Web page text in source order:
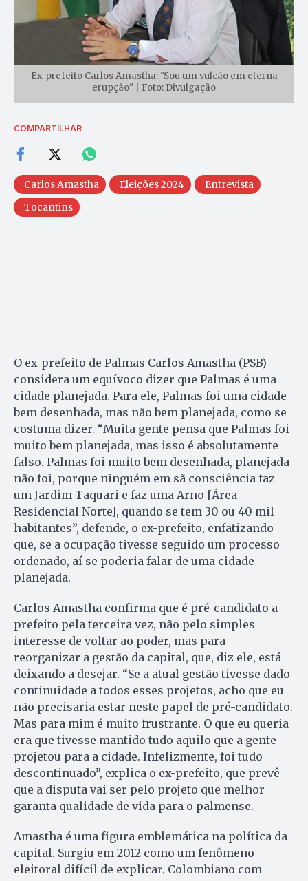
Ex-prefeito Carlos Amastha: "Sou um vulcão em eterna
erupção" | Foto: Divulgação
COMPARTILHAR
Carlos Amastha Eleições 2024
Entrevista
Tocantins
O ex-prefeito de Palmas Carlos Amastha (PSB)
considera um equívoco dizer que Palmas é uma
cidade planejada. Para ele, Palmas foi uma cidade
bem desenhada, mas não bem planejada, como se
costuma dizer. “Muita gente pensa que Palmas foi
muito bem planejada, mas isso é absolutamente
falso. Palmas foi muito bem desenhada, planejada
não foi, porque ninguém em sã consciência faz
um Jardim Taquari e faz uma Arno [Área
Residencial Norte], quando se tem 30 ou 40 mil
habitantes”, defende, o ex-prefeito, enfatizando
que, se a ocupação tivesse seguido um processo
ordenado, aí se poderia falar de uma cidade
planejada.
Carlos Amastha confirma que é pré-candidato a
prefeito pela terceira vez, não pelo simples
interesse de voltar ao poder, mas para
reorganizar a gestão da capital, que, diz ele, está
deixando a desejar. “Se a atual gestão tivesse dado
continuidade a todos esses projetos, acho que eu
não precisaria estar neste papel de pré-candidato.
Mas para mim é muito frustrante. O que eu queria
era que tivesse mantido tudo aquilo que a gente
projetou para a cidade. Infelizmente, foi tudo
descontinuado”, explica o ex-prefeito, que prevê
que a disputa vai ser pelo projeto que melhor
garanta qualidade de vida para o palmense.
Amastha é uma figura emblemática na política da
capital. Surgiu em 2012 como um fenômeno
eleitoral difícil de explicar. Colombiano com